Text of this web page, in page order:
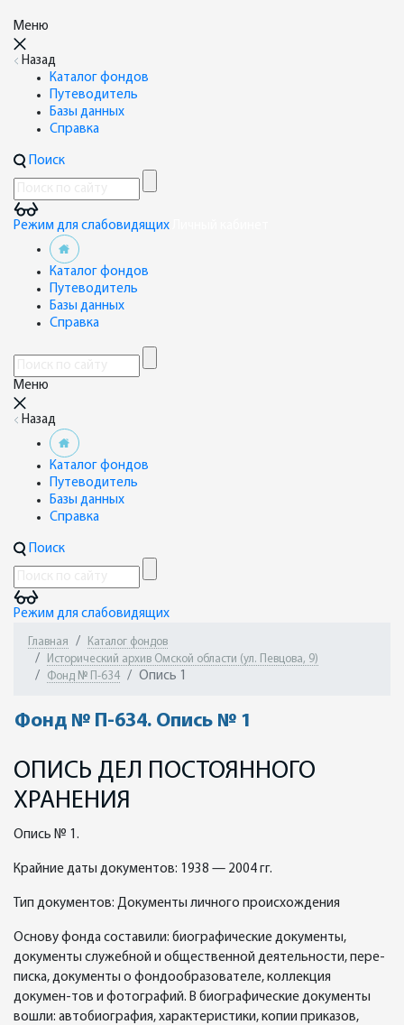
Меню
Назад
Каталог фондов
Путеводитель
Базы данных
Справка
Поиск
Режим для слабовидящих
Каталог фондов
Путеводитель
Базы данных
Справка
Меню
Назад
Каталог фондов
Путеводитель
Базы данных
Справка
Поиск
Режим для слабовидящих
Главная
Каталог фондов
Исторический архив Омской области (ул. Певцова, 9)
Фонд № П-634
Опись 1
Фонд № П-634. Опись № 1
ОПИСЬ ДЕЛ ПОСТОЯННОГО
ХРАНЕНИЯ
Опись № 1.
Крайние даты документов: 1938 — 2004 гг.
Тип документов: Документы личного происхождения
Основу фонда составили: биографические документы,
документы служебной и общественной деятельности, пере-
писка, документы о фондообразователе, коллекция
докумен-тов и фотографий. В биографические документы
вошли: автобиография, характеристики, копии приказов,